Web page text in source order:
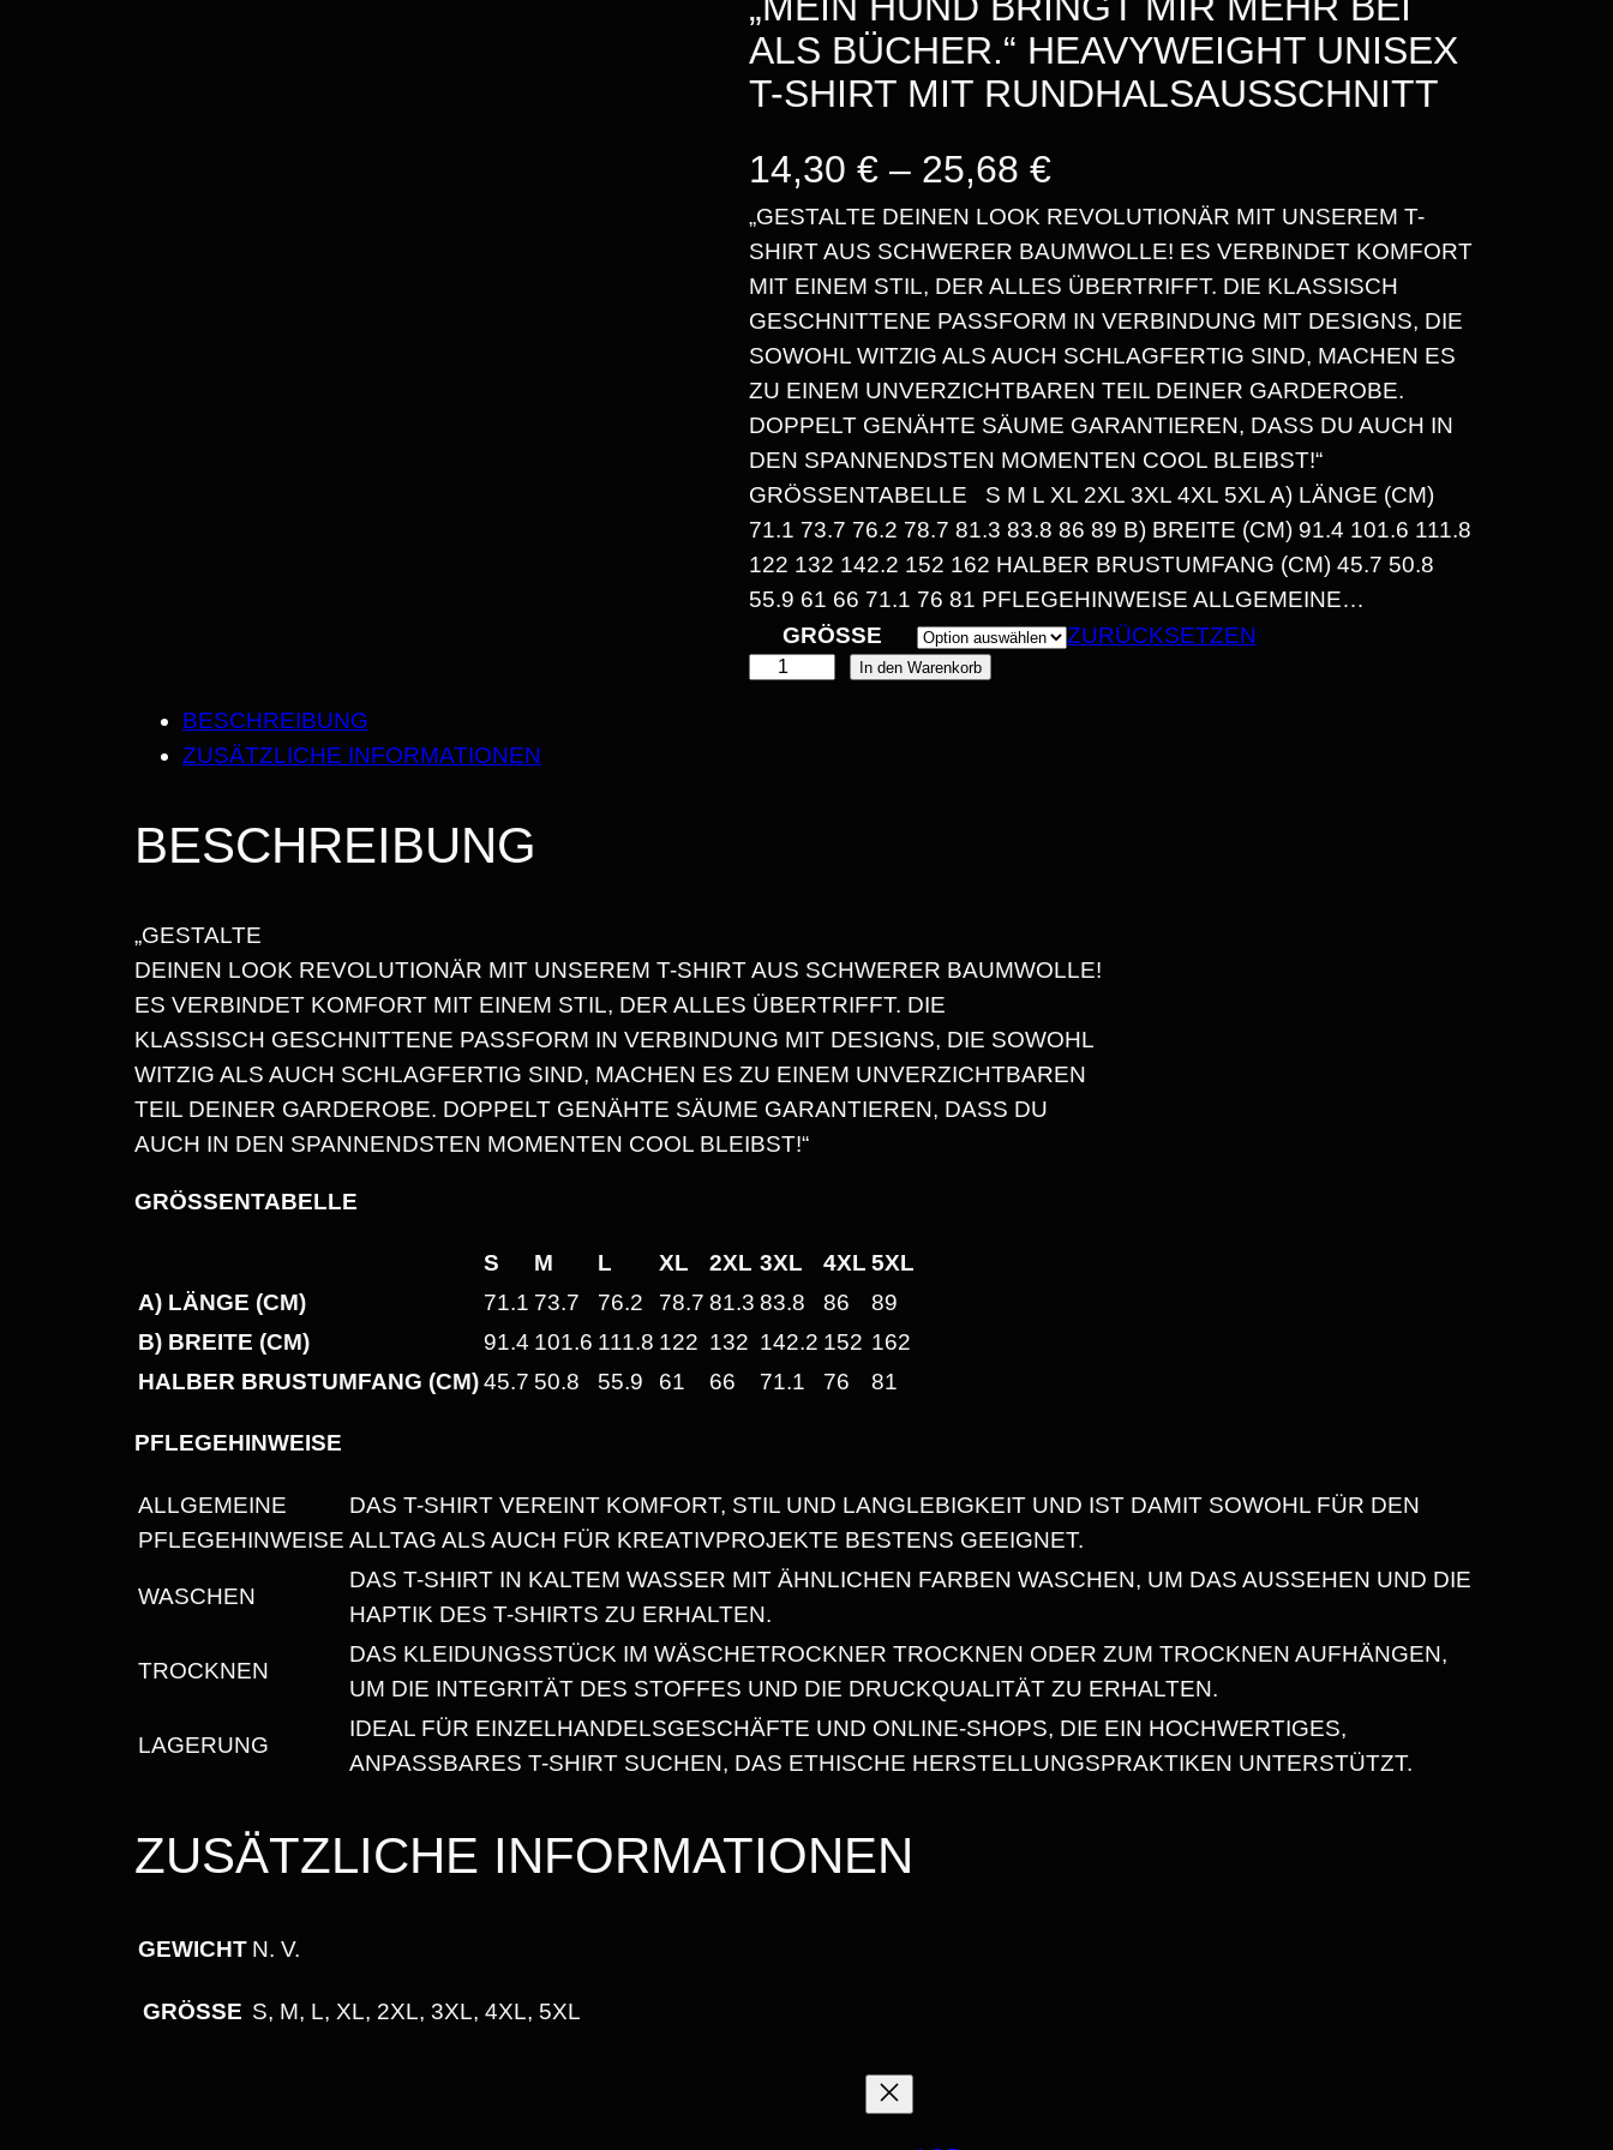
ALS BÜCHER.“ HEAVYWEIGHT UNISEX
T-SHIRT MIT RUNDHALSAUSSCHNITT
14,30 € – 25,68 €P
R
E
I
S
S
P
A
N
,
3
5
,
6
8
„GESTALTE DEINEN LOOK REVOLUTIONÄR MIT UNSEREM T-
SHIRT AUS SCHWERER BAUMWOLLE! ES VERBINDET KOMFORT
MIT EINEM STIL, DER ALLES ÜBERTRIFFT. DIE KLASSISCH
GESCHNITTENE PASSFORM IN VERBINDUNG MIT DESIGNS, DIE
SOWOHL WITZIG ALS AUCH SCHLAGFERTIG SIND, MACHEN ES
ZU EINEM UNVERZICHTBAREN TEIL DEINER GARDEROBE.
DOPPELT GENÄHTE SÄUME GARANTIEREN, DASS DU AUCH IN
DEN SPANNENDSTEN MOMENTEN COOL BLEIBST!“
GRÖSSENTABELLE S M L XL 2XL 3XL 4XL 5XL A) LÄNGE (CM) 7
1.1 73.7 76.2 78.7 81.3 83.8 86 89 B) BREITE (CM) 91.4 101.6 111.8 1
22 132 142.2 152 162 HALBER BRUSTUMFANG (CM) 45.7 50.8 5
5.9 61 66 71.1 76 81 PFLEGEHINWEISE ALLGEMEINE…
GRÖSSE
ZURÜCKSETZEN
B
R
I
N
G
T
R
M
E
I
A
L
S
B
Ü
C
H
In den Warenkorb
BESCHREIBUNG
ZUSÄTZLICHE INFORMATIONEN
BESCHREIBUNG
„GESTALTE
DEINEN LOOK REVOLUTIONÄR MIT UNSEREM T-SHIRT AUS SCHWERER BAUMWOLLE!
ES VERBINDET KOMFORT MIT EINEM STIL, DER ALLES ÜBERTRIFFT. DIE
KLASSISCH GESCHNITTENE PASSFORM IN VERBINDUNG MIT DESIGNS, DIE SOWOHL
WITZIG ALS AUCH SCHLAGFERTIG SIND, MACHEN ES ZU EINEM UNVERZICHTBAREN
TEIL DEINER GARDEROBE. DOPPELT GENÄHTE SÄUME GARANTIEREN, DASS DU
AUCH IN DEN SPANNENDSTEN MOMENTEN COOL BLEIBST!“
GRÖSSENTABELLE
S M L XL 2XL 3XL 4XL 5XL
A) LÄNGE (CM)
71.1 73.7 76.2 78.7 81.3 83.8 86
89
B) BREITE (CM)
91.4 101.6 111.8 122 132 142.2 152 162
HALBER BRUSTUMFANG (CM)45.7 50.8 55.9 61 66 71.1 76 81
PFLEGEHINWEISE
ALLGEMEINE
PFLEGEHINWEISE
DAS T-SHIRT VEREINT KOMFORT, STIL UND LANGLEBIGKEIT UND IST DAMIT SOWOHL FÜR DEN
ALLTAG ALS AUCH FÜR KREATIVPROJEKTE BESTENS GEEIGNET.
WASCHEN
DAS T-SHIRT IN KALTEM WASSER MIT ÄHNLICHEN FARBEN WASCHEN, UM DAS AUSSEHEN UND DIE
HAPTIK DES T-SHIRTS ZU ERHALTEN.
TROCKNEN
DAS KLEIDUNGSSTÜCK IM WÄSCHETROCKNER TROCKNEN ODER ZUM TROCKNEN AUFHÄNGEN,
UM DIE INTEGRITÄT DES STOFFES UND DIE DRUCKQUALITÄT ZU ERHALTEN.
LAGERUNG
IDEAL FÜR EINZELHANDELSGESCHÄFTE UND ONLINE-SHOPS, DIE EIN HOCHWERTIGES,
ANPASSBARES T-SHIRT SUCHEN, DAS ETHISCHE HERSTELLUNGSPRAKTIKEN UNTERSTÜTZT.
ZUSÄTZLICHE INFORMATIONEN
GEWICHT N. V.
GRÖSSE S, M, L, XL, 2XL, 3XL, 4XL, 5XL